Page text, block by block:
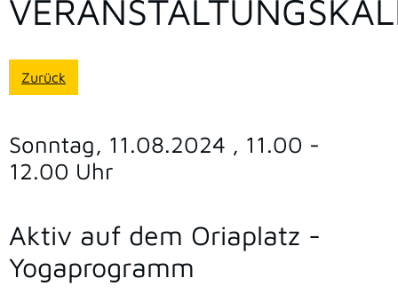
Zurück
Sonntag, 11.08.2024 , 11.00 -
12.00 Uhr
Aktiv auf dem Oriaplatz -
Yogaprogramm